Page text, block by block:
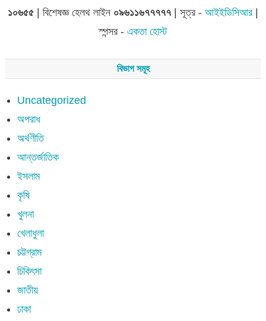
১০৬৫৫ | বিশেষজ্ঞ হেলথ লাইন ০৯৬১১৬৭৭৭৭৭| সূত্র - আইইডিসিআর|
স্পন্সর - একতা হোস্ট
বিভাগ সমূহ
Uncategorized
অপরাধ
অর্থণীতি
আন্তর্জাতিক
ইসলাম
কৃষি
খুলনা
খেলাধুলা
চট্টগ্রাম
চিকিৎসা
জাতীয়
ঢাকা